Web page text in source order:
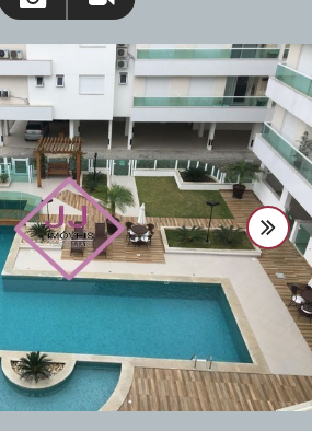
3364-0079
0500